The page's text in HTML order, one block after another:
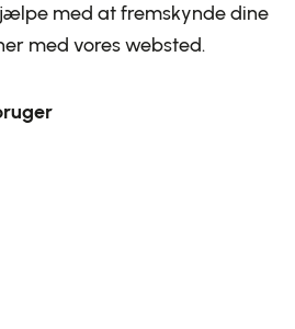
med at fremskynde dine
med vores websted.